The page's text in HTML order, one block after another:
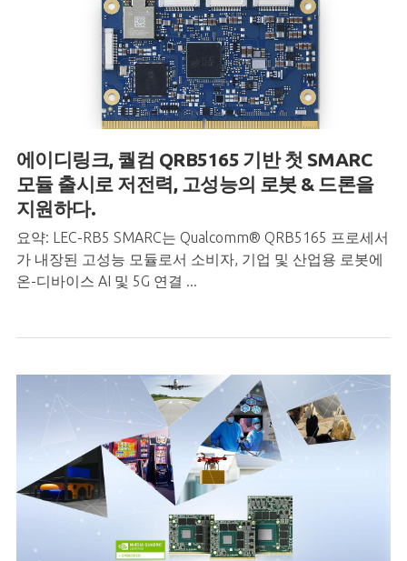
에이디링크, 퀄컴 QRB5165 기반 첫 SMARC
모듈 출시로 저전력, 고성능의 로봇 & 드론을
지원하다.
요약: LEC-RB5 SMARC는 Qualcomm® QRB5165 프로세서
가 내장된 고성능 모듈로서 소비자, 기업 및 산업용 로봇에
온-디바이스 AI 및 5G 연결 ...